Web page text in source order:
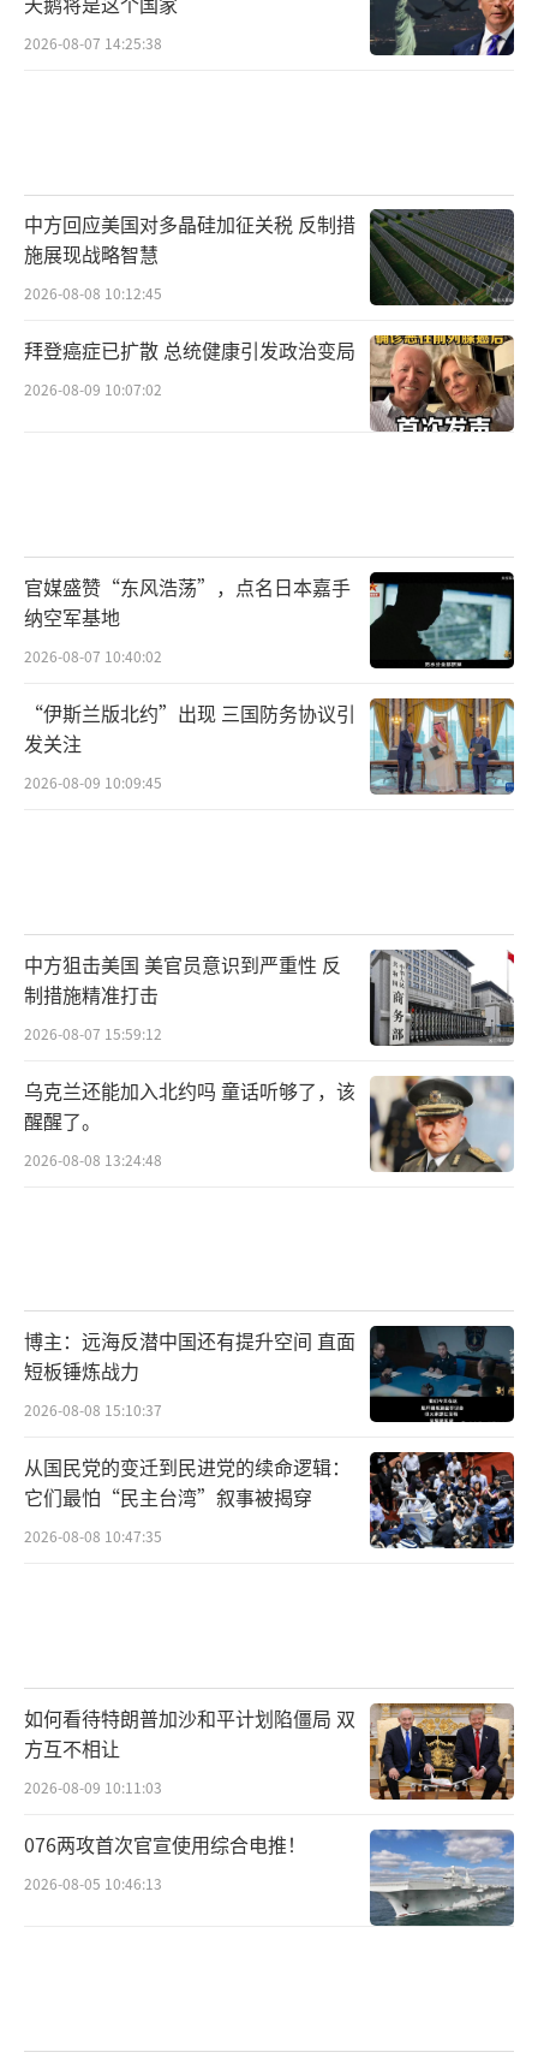
先”，还是普京的“恢复大国地位”，都让欧
种呐喊在美俄的外交博弈中显得微弱和孤立。
随着美俄对话的推进，欧洲是否能够重新夺回
对乌克兰问题的主导权？是否能够在未来的全
球政治中扮演更为重要的角色？这些问题或许
是欧洲需要反思的根本所在。
美俄的“立即启动”谈判让人清晰地看到
说，乌克兰依然是自身安全的核心议题，但它
能否在未来的博弈中占据主动地位依旧是一个
巨大的未知数。在这个复杂的局势中，欧洲不
仅需要审视自己在全球事务中的位置，更应思
考如何在即将到来的全球政治新秩序中重塑自
己应有的角色和影响力。
（责任编辑：张蕾 TT0001）
2026-08-07 14:25:38
中方回应美国对多晶硅加征关税 反制措
施展现战略智慧
2026-08-08 10:12:45
拜登癌症已扩散 总统健康引发政治变局
2026-08-09 10:07:02
官媒盛赞“东风浩荡”，点名日本嘉手
纳空军基地
2026-08-07 10:40:02
“伊斯兰版北约”出现 三国防务协议引
发关注
2026-08-09 10:09:45
中方狙击美国 美官员意识到严重性 反
制措施精准打击
2026-08-07 15:59:12
乌克兰还能加入北约吗 童话听够了，该
醒醒了。
2026-08-08 13:24:48
博主：远海反潜中国还有提升空间 直面
短板锤炼战力
2026-08-08 15:10:37
从国民党的变迁到民进党的续命逻辑：
它们最怕“民主台湾”叙事被揭穿
2026-08-08 10:47:35
如何看待特朗普加沙和平计划陷僵局 双
方互不相让
2026-08-09 10:11:03
076两攻首次官宣使用综合电推！
2026-08-05 10:46:13